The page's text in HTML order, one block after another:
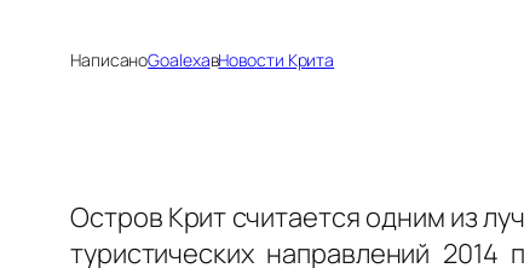
НаписаноGoalexaвНовости Крита
Остров Крит считается одним из
туристических направлений